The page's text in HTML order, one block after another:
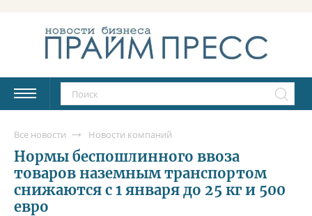
Все новости Новости компаний
Нормы беспошлинного ввоза
товаров наземным транспортом
снижаются с 1 января до 25 кг и 500
евро